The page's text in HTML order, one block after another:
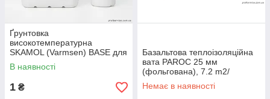
Ґрунтовка
високотемпературна
SKAMOL (Varmsen) BASE для
термоізоляційних плит, 1 літр
В наявності
1 ₴
Базальтова теплоізоляційна
вата PAROC 25 мм
(фольгована), 7.2 m2/
паковання
Немає в наявності